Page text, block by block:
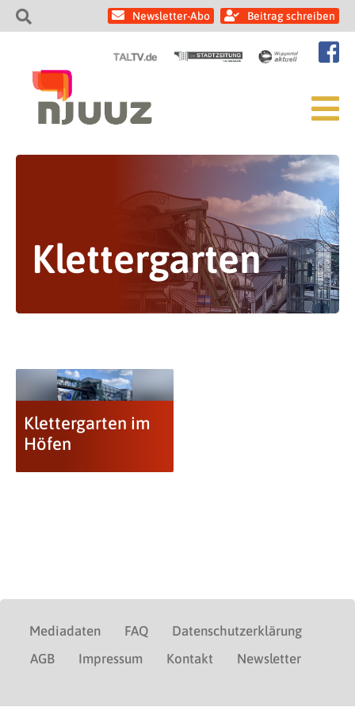
Newsletter-Abo Beitrag schreiben
Klettergarten
Klettergarten im
Höfen
Mediadaten FAQ
Datenschutzerklärung
AGB
Impressum Kontakt Newsletter